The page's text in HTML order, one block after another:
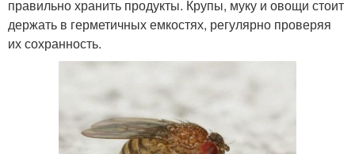
правильно хранить продукты. Крупы, муку и овощи стоит
держать в герметичных емкостях, регулярно проверяя
их сохранность.